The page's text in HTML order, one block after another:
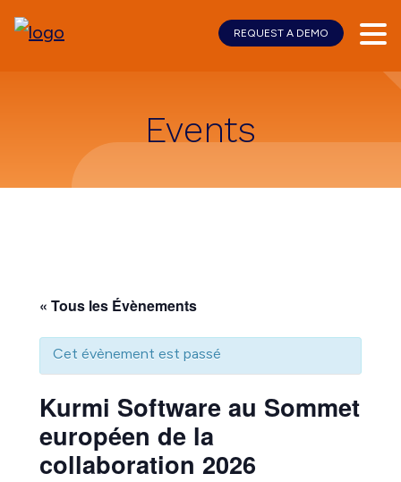
Events
« Tous les Évènements
Cet évènement est passé
Kurmi Software au Sommet
européen de la
collaboration 2026
REQUEST A DEMO